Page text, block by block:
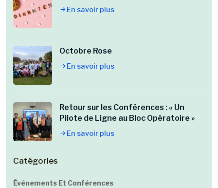
En savoir plus
Octobre Rose
En savoir plus
Retour sur les Conférences : « Un
Pilote de Ligne au Bloc Opératoire »
En savoir plus
Catégories
Événements Et Conférences